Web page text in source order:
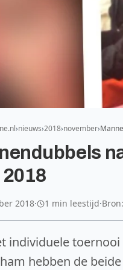
nieuws 2018 november
2018· 1 min leestijd·Bron:
individuele
hebben de